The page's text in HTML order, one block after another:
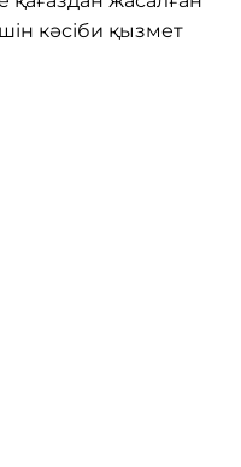
кәсіби қызмет